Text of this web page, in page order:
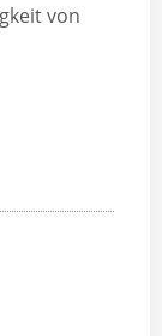
von